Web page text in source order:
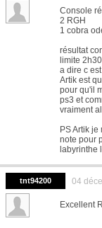
Console
2 RGH
1 cobra
résultat
limite
a dire c
Artik est
pour qu'il
ps3 et
vraiment
PS Artik
note pour
labyrinthe
tnt94200 04
Excellent